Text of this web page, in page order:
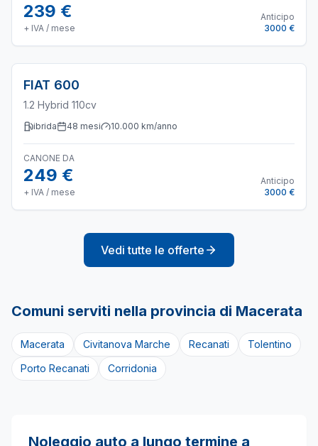
239 €
+ IVA / mese
Anticipo
3000 €
FIAT 600
1.2 Hybrid 110cv
ibrida 48 mesi 10.000 km/anno
CANONE DA
249 €
+ IVA / mese
Anticipo
3000 €
Vedi tutte le offerte
Comuni serviti nella provincia di Macerata
Macerata Civitanova Marche Recanati
Tolentino
Porto Recanati
Corridonia
Noleggio auto a lungo termine a